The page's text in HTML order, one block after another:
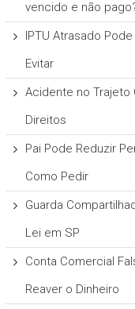
vencido e não
IPTU Atrasado
Evitar
Acidente no Trajeto
Direitos
Pai Pode Reduzir
Como Pedir
Guarda
Lei em SP
Conta Comercial
Reaver o Dinheiro